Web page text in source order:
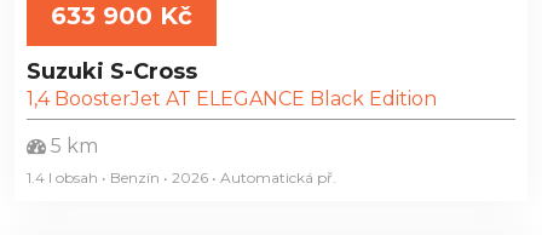
633 900 Kč
Suzuki S-Cross
1,4 BoosterJet AT ELEGANCE Black Edition
5 km
1.4 l obsah • Benzín • 2026 • Automatická př.